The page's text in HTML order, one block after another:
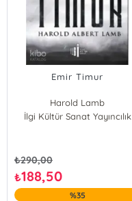
Emir Timur
Harold Lamb
İlgi Kültür Sanat Yayıncılık
₺290,00
₺188,50
%35